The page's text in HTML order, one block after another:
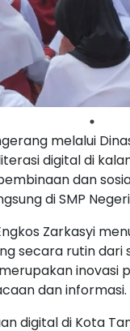
melalui
digital di
dan
di SMP
Zarkasyi
secara rutin dari
dan informasi.
digital di Kota